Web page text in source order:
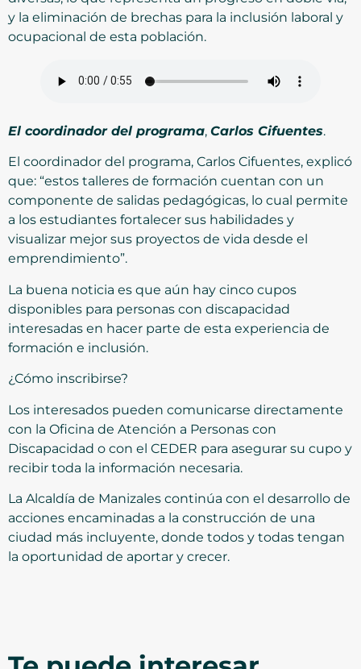
y la eliminación de brechas para la inclusión laboral y
ocupacional de esta población.
El coordinador del programa, Carlos Cifuentes.
El coordinador del programa, Carlos Cifuentes, explicó
que: “estos talleres de formación cuentan con un
componente de salidas pedagógicas, lo cual permite
a los estudiantes fortalecer sus habilidades y
visualizar mejor sus proyectos de vida desde el
emprendimiento”.
La buena noticia es que aún hay cinco cupos
disponibles para personas con discapacidad
interesadas en hacer parte de esta experiencia de
formación e inclusión.
¿Cómo inscribirse?
Los interesados pueden comunicarse directamente
con la Oficina de Atención a Personas con
Discapacidad o con el CEDER para asegurar su cupo y
recibir toda la información necesaria.
La Alcaldía de Manizales continúa con el desarrollo de
acciones encaminadas a la construcción de una
ciudad más incluyente, donde todos y todas tengan
la oportunidad de aportar y crecer.